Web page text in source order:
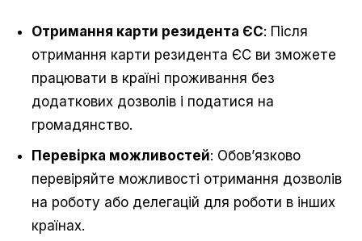
Отримання карти резидента ЄС: Після
отримання карти резидента ЄС ви зможете
працювати в країні проживання без
додаткових дозволів і податися на
громадянство.
Перевірка можливостей: Обов’язково
перевіряйте можливості отримання дозволів
на роботу або делегацій для роботи в інших
країнах.